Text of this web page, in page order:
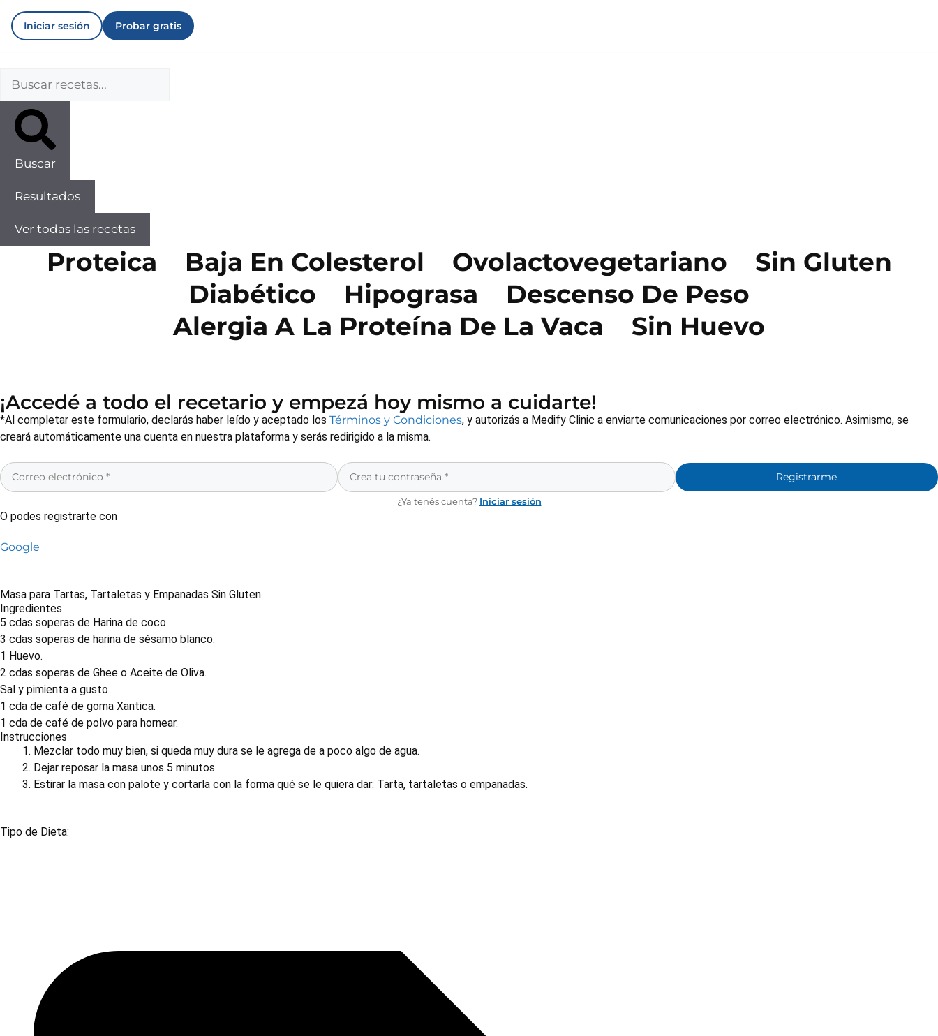
Iniciar sesión Probar gratis
Buscar
Resultados
Ver todas las recetas
Proteica Baja En Colesterol Ovolactovegetariano
Sin Gluten
Diabético
Hipograsa
Descenso De Peso
Alergia A La Proteína De La Vaca
Sin Huevo
¡Accedé a todo el recetario y empezá hoy mismo a cuidarte!
*Al completar este formulario, declarás haber leído y aceptado los Términos y Condiciones, y autorizás a Medify Clinic a enviarte comunicaciones por correo electrónico. Asimismo, se
creará automáticamente una cuenta en nuestra plataforma y serás redirigido a la misma.
Registrarme
¿Ya tenés cuenta? Iniciar sesión
O podes registrarte con
Google
Masa para Tartas, Tartaletas y Empanadas Sin Gluten
Ingredientes
5 cdas soperas de Harina de coco.
3 cdas soperas de harina de sésamo blanco.
1 Huevo.
2 cdas soperas de Ghee o Aceite de Oliva.
Sal y pimienta a gusto
1 cda de café de goma Xantica.
1 cda de café de polvo para hornear.
Instrucciones
Mezclar todo muy bien, si queda muy dura se le agrega de a poco algo de agua.
Dejar reposar la masa unos 5 minutos.
Estirar la masa con palote y cortarla con la forma qué se le quiera dar: Tarta, tartaletas o empanadas.
Tipo de Dieta: